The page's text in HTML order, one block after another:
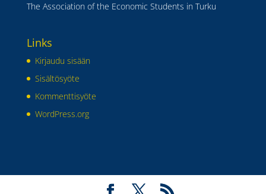
The Association of the Economic Students in Turku
Links
Kirjaudu sisään
Sisältösyöte
Kommenttisyöte
WordPress.org